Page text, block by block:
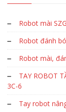
Robot mài
Robot đánh
Robot mài,
TAY ROBOT
3C-6
Tay robot